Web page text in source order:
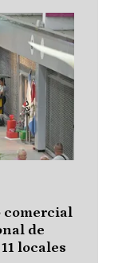
comercial
de
locales